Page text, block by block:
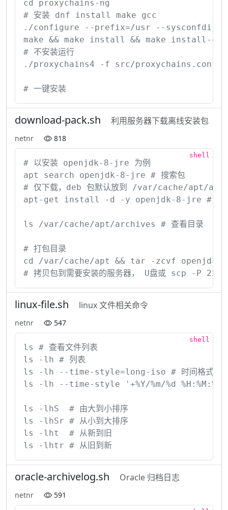
cd proxychains-ng
# 安装 dnf install make gcc
./configure --prefix=/usr --sysconfdir=/
make && make install && make install-
# 不安装运行
./proxychains4 -f src/proxychains.conf
# 一键安装
download-pack.sh 利用服务器下载离线安装包
netnr 818
# 以安装 openjdk-8-jre 为例
apt search openjdk-8-jre # 搜索包
# 仅下载，deb 包默认放到 /var/cache/apt/
apt-get install -d -y openjdk-8-jre # 仅
ls /var/cache/apt/archives # 查看目录
# 打包目录
cd /var/cache/apt && tar -zcvf
# 拷贝包到需要安装的服务器， U盘或 scp -
linux-file.sh linux 文件相关命令
netnr 547
ls # 查看文件列表
ls -lh # 列表
ls -lh --time-style=long-iso # 时间格式化
ls -lh --time-style '+%Y/%m/%d %H:%M:%S'
ls -lhS  # 由大到小排序
ls -lhSr # 从小到大排序
ls -lht  # 从新到旧
ls -lhtr # 从旧到新
oracle-archivelog.sh Oracle 归档日志
netnr 591